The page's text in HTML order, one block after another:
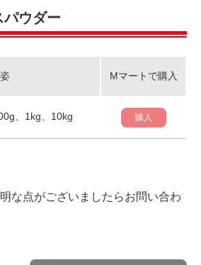
パウダー
Mマートで購入
、1kg、10kg 購入
な点がございましたらお問い合わ